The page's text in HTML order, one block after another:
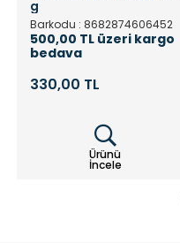
g
Barkodu : 8682874606452
500,00 TL üzeri kargo
bedava
330,00 TL
Ürünü
İncele